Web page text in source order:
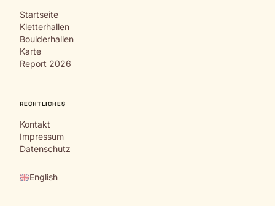
Startseite
Kletterhallen
Boulderhallen
Karte
Report 2026
RECHTLICHES
Kontakt
Impressum
Datenschutz
English